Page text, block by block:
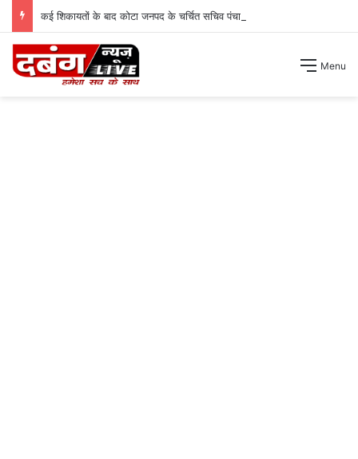
कई शिकायतों के बाद कोटा जनपद के चर्चित सचिव पंचायत से हटाए गए ।
Menu